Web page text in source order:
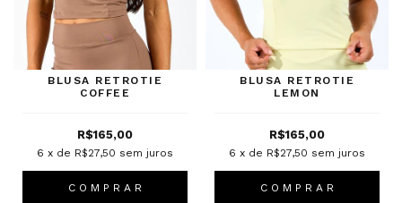
BLUSA RETROTIE
COFFEE
R$165,00
6 x de R$27,50 sem juros
C O M P R A R
BLUSA RETROTIE
LEMON
R$165,00
6 x de R$27,50 sem juros
C O M P R A R